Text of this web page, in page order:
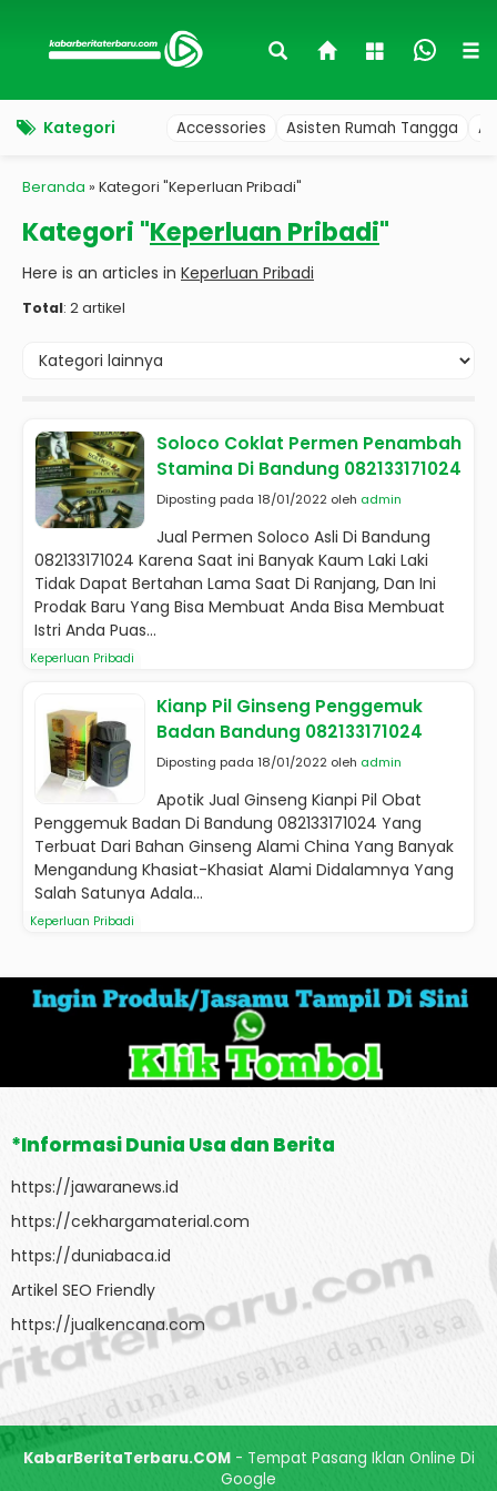
Kategori Accessories Asisten Rumah Tangga
Beranda » Kategori "Keperluan Pribadi"
Kategori "Keperluan Pribadi"
Here is an articles in Keperluan Pribadi
Total: 2 artikel
Soloco Coklat Permen Penambah
Stamina Di Bandung 082133171024
Diposting pada 18/01/2022 oleh admin
Jual Permen Soloco Asli Di Bandung
082133171024 Karena Saat ini Banyak Kaum Laki Laki
Tidak Dapat Bertahan Lama Saat Di Ranjang, Dan Ini
Prodak Baru Yang Bisa Membuat Anda Bisa Membuat
Istri Anda Puas...
Keperluan Pribadi
Kianp Pil Ginseng Penggemuk
Badan Bandung 082133171024
Diposting pada 18/01/2022 oleh admin
Apotik Jual Ginseng Kianpi Pil Obat
Penggemuk Badan Di Bandung 082133171024 Yang
Terbuat Dari Bahan Ginseng Alami China Yang Banyak
Mengandung Khasiat-Khasiat Alami Didalamnya Yang
Salah Satunya Adala...
Keperluan Pribadi
*Informasi Dunia Usa dan Berita
https://jawaranews.id
https://cekhargamaterial.com
https://duniabaca.id
Artikel SEO Friendly
https://jualkencana.com
KabarBeritaTerbaru.COM- Tempat Pasang Iklan Online Di
Google